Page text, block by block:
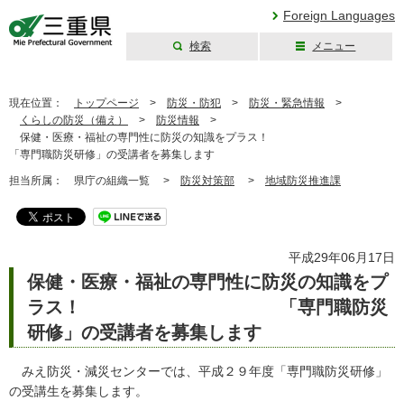
Foreign Languages
検索 メニュー
現在位置： トップページ > 防災・防犯 > 防災・緊急情報 >
くらしの防災（備え）
> 防災情報 >
保健・医療・福祉の専門性に防災の知識をプラス！
「専門職防災研修」の受講者を募集します
担当所属： 県庁の組織一覧 > 防災対策部 > 地域防災推進課
平成29年06月17日
保健・医療・福祉の専門性に防災の知識をプ
ラス！ 「専門職防災
研修」の受講者を募集します
みえ防災・減災センターでは、平成２９年度「専門職防災研修」
の受講生を募集します。